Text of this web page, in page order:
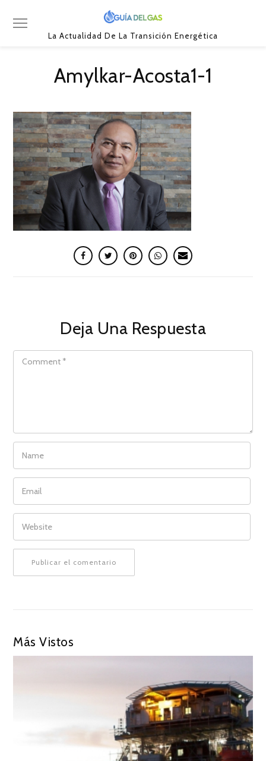
La Actualidad De La Transición Energética
Amylkar-Acosta1-1
Deja Una Respuesta
COMMENT
NAME
EMAIL
WEBSITE
Más Vistos